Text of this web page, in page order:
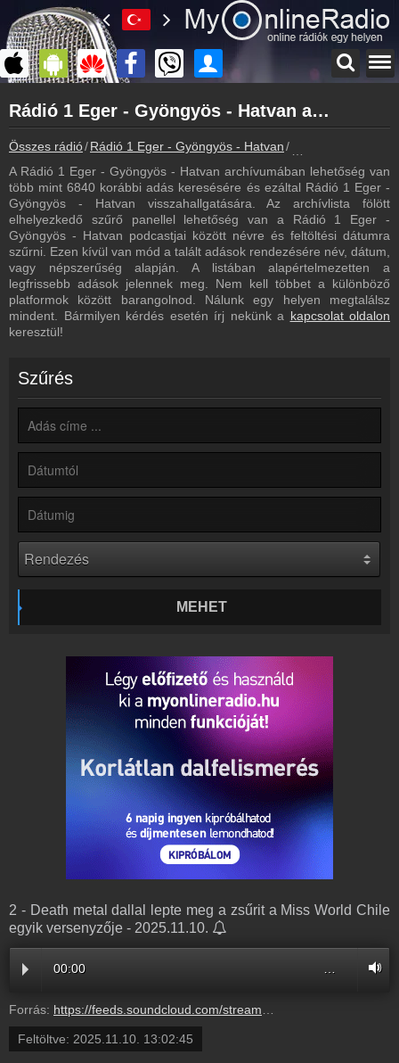
myonlineradio.hu
Rádió 1 Eger - Gyöngyös - Hatvan
Vissza a Rádió 1 Eger - Gyöngyös - Hatvan oldalára
Bejelentkezés
Hozz létre saját fiókot!
Most szól
Tudd meg mi szólt eddig
Frekvenciák
Rádió 1 Eger - Gyöngyös - Hatvan frekvencia
Műsorújság
Webkamera
Rádió 1 Eger - Gyöngyös - Hatvan webkamera, élőkép
Hírek
Rádió 1 Eger - Gyöngyös - Hatvan kapcsolatos hírek
Kapcsolat
Partnerek
Rádió beágyazás
Ágyazd be weboldaladba
Online rádió készítés
Rádió 1 Eger - Gyöngyös - Hatvan archívum - Rádió 1 Eger - Gyöngyös - Hatvan podcasts - Rádió 1 Eger - Gyöngyös - Hatvan visszahallgatás
Összes rádió Rádió 1 Eger - Gyöngyös - Hatvan
A Rádió 1 Eger - Gyöngyös - Hatvan archívumában lehetőség van
több mint 6840 korábbi adás keresésére és ezáltal Rádió 1 Eger -
Gyöngyös - Hatvan visszahallgatására. Az archívlista fölött
elhelyezkedő szűrő panellel lehetőség van a Rádió 1 Eger -
Gyöngyös - Hatvan podcastjai között névre és feltöltési dátumra
szűrni. Ezen kívül van mód a talált adások rendezésére név, dátum,
vagy népszerűség alapján. A listában alapértelmezetten a
legfrissebb adások jelennek meg. Nem kell többet a különböző
platformok között barangolnod. Nálunk egy helyen megtalálsz
mindent. Bármilyen kérdés esetén írj nekünk a kapcsolat oldalon
keresztül!
Szűrés
MEHET
2 - Death metal dallal lepte meg a zsűrit a Miss World Chile
egyik versenyzője - 2025.11.10.
00:00
Forrás: https://feeds.soundcloud.com/stream/2209963217-radio1hungary-2-death-metal-dallal-lepte-meg-a-zsurit-a-miss-world-chile-egyik-versenyzoje-2.mp3
Feltöltve: 2025.11.10. 13:02:45